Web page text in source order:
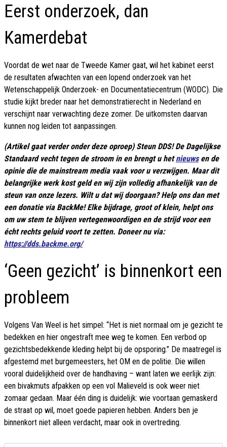
Eerst onderzoek, dan
Kamerdebat
Voordat de wet naar de Tweede Kamer gaat, wil het kabinet eerst
de resultaten afwachten van een lopend onderzoek van het
Wetenschappelijk Onderzoek- en Documentatiecentrum (WODC). Die
studie kijkt breder naar het demonstratierecht in Nederland en
verschijnt naar verwachting deze zomer. De uitkomsten daarvan
kunnen nog leiden tot aanpassingen.
(Artikel gaat verder onder deze oproep) Steun DDS! De Dagelijkse
Standaard vecht tegen de stroom in en brengt u hetnieuwsen de
opinie die de mainstream media vaak voor u verzwijgen. Maar dit
belangrijke werk kost geld en wij zijn volledig afhankelijk van de
steun van onze lezers. Wilt u dat wij doorgaan? Help ons dan met
een donatie via BackMe! Elke bijdrage, groot of klein, helpt ons
om uw stem te blijven vertegenwoordigen en de strijd voor een
écht rechts geluid voort te zetten. Doneer nu via:
https://dds.backme.org/
‘Geen gezicht’ is binnenkort een
probleem
Volgens Van Weel is het simpel: “Het is niet normaal om je gezicht te
bedekken en hier ongestraft mee weg te komen. Een verbod op
gezichtsbedekkende kleding helpt bij de opsporing.” De maatregel is
afgestemd met burgemeesters, het OM en de politie. Die willen
vooral duidelijkheid over de handhaving – want laten we eerlijk zijn:
een bivakmuts afpakken op een vol Malieveld is ook weer niet
zomaar gedaan. Maar één ding is duidelijk: wie voortaan gemaskerd
de straat op wil, moet goede papieren hebben. Anders ben je
binnenkort niet alleen verdacht, maar ook in overtreding.